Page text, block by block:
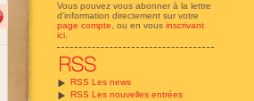
Vous pouvez vous abonner à la lettre
d'information directement sur votre
page compte , ou en vous inscrivant
ici
RSS Les news
RSS Les nouvelles entrées